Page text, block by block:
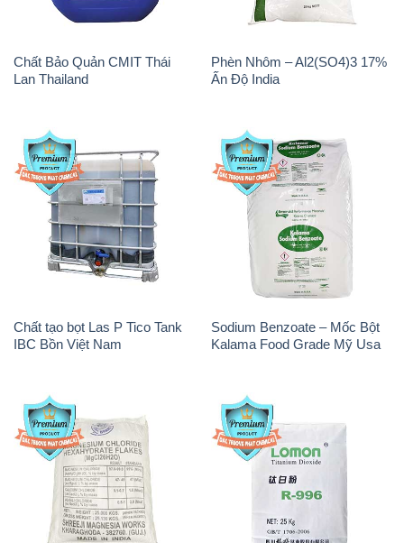
Chất Bảo Quản CMIT Thái
Lan Thailand
Phèn Nhôm – Al2(SO4)3 17%
Ấn Độ India
Chất tạo bọt Las P Tico Tank
IBC Bồn Việt Nam
Sodium Benzoate – Mốc Bột
Kalama Food Grade Mỹ Usa